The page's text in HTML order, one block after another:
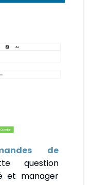
de
question
et manager